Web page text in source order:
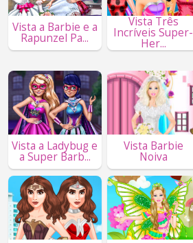
Vista a Barbie e a
Rapunzel Pa...
Vista Três
Incríveis Super-
Her...
Vista a Ladybug e
a Super Barb...
Vista Barbie
Noiva